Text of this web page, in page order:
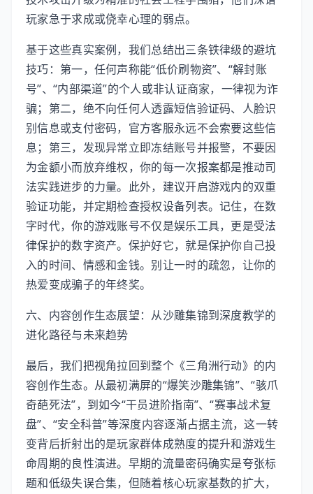
玩家急于求成或侥幸心理的弱点。
基于这些真实案例，我们总结出三条铁律级的避坑
技巧：第一，任何声称能“低价刷物资”、“解封账
号”、“内部渠道”的个人或非认证商家，一律视为诈
骗；第二，绝不向任何人透露短信验证码、人脸识
别信息或支付密码，官方客服永远不会索要这些信
息；第三，发现异常立即冻结账号并报警，不要因
为金额小而放弃维权，你的每一次报案都是推动司
法实践进步的力量。此外，建议开启游戏内的双重
验证功能，并定期检查授权设备列表。记住，在数
字时代，你的游戏账号不仅是娱乐工具，更是受法
律保护的数字资产。保护好它，就是保护你自己投
入的时间、情感和金钱。别让一时的疏忽，让你的
热爱变成骗子的年终奖。
六、内容创作生态展望：从沙雕集锦到深度教学的
进化路径与未来趋势
最后，我们把视角拉回到整个《三角洲行动》的内
容创作生态。从最初满屏的“爆笑沙雕集锦”、“骇爪
奇葩死法”，到如今“干员进阶指南”、“赛事战术复
盘”、“安全科普”等深度内容逐渐占据主流，这一转
变背后折射出的是玩家群体成熟度的提升和游戏生
命周期的良性演进。早期的流量密码确实是夸张标
题和低级失误合集，但随着核心玩家基数的扩大，